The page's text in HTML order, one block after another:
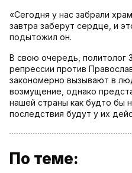
«Сегодня у нас забрали
завтра заберут сердце, и
подытожил он.
В свою очередь, политолог
репрессии против
закономерно вызывают в
возмущение, однако
нашей страны как будто бы
последствия будут у их
По теме: